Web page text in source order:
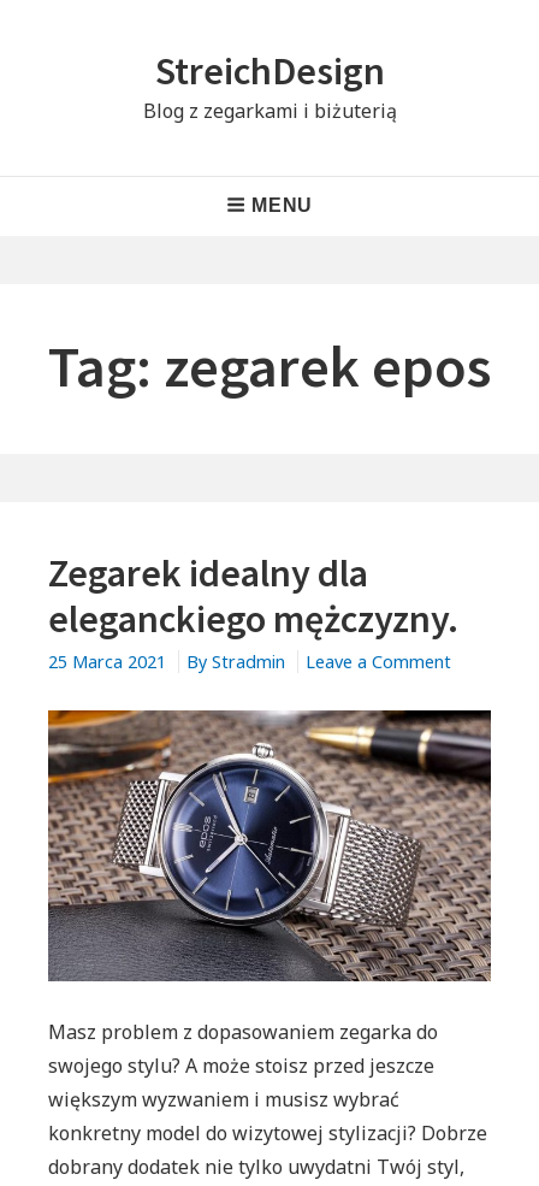
StreichDesign
Blog z zegarkami i biżuterią
MENU
Tag: zegarek epos
Zegarek idealny dla
eleganckiego mężczyzny.
25 Marca 2021 By Stradmin Leave a Commenton
idealny
dla
mężczyzny.
Masz problem z dopasowaniem zegarka do
swojego stylu? A może stoisz przed jeszcze
większym wyzwaniem i musisz wybrać
konkretny model do wizytowej stylizacji? Dobrze
dobrany dodatek nie tylko uwydatni Twój styl,